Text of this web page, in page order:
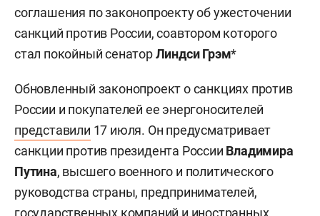
соглашения по законопроекту об ужесточении
санкций против России, соавтором которого
стал покойный сенаторЛиндси Грэм*
Обновленный законопроект о санкциях против
России и покупателей ее энергоносителей
представили 17 июля. Он предусматривает
санкции против президента России Владимира
Путина, высшего военного и политического
руководства страны, предпринимателей,
государственных компаний и иностранных